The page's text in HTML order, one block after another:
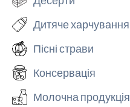
Дитяче харчування
Пісні страви
Консервація
Молочна продукція